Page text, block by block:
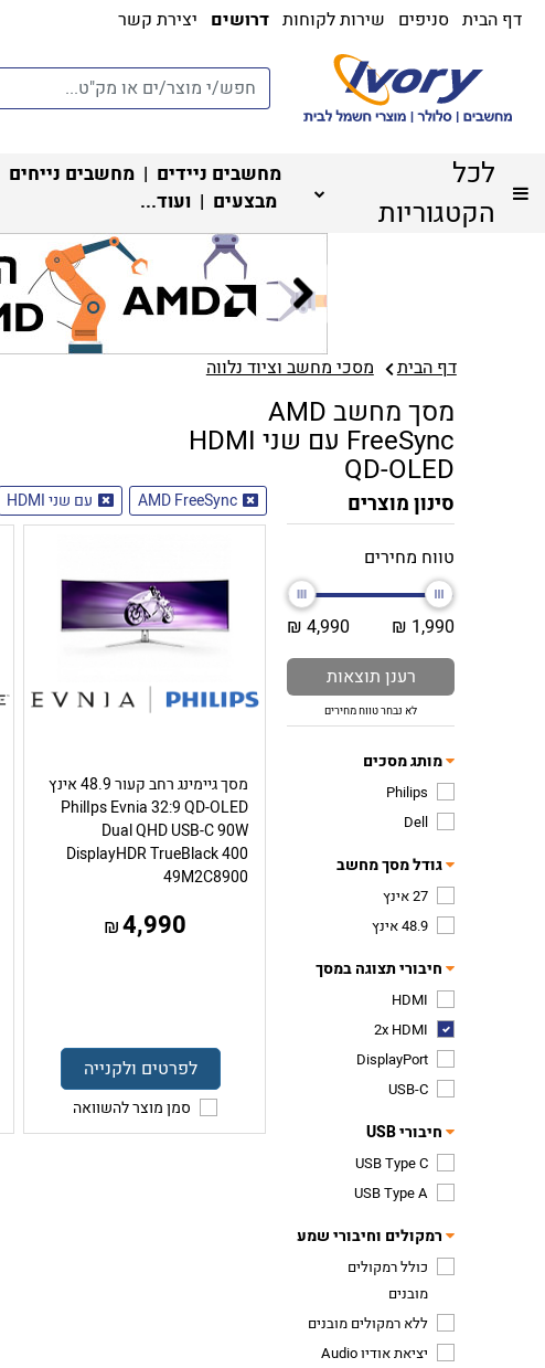
דף הבית סניפים שירות לקוחות דרושים יצירת קשר
לכל
הקטגוריות
מחשבים ניידים | מחשבים נייחים
מבצעים | ועוד...
דף הבית מסכי מחשב וציוד נלווה
מסך מחשב AMD
FreeSync עם שני HDMI
QD-OLED
סינון מוצרים
טווח מחירים
1,990 ₪
4,990 ₪
רענן תוצאות
לא נבחר טווח מחירים
מותג מסכים
Philips
Dell
גודל מסך מחשב
27 אינץ
48.9 אינץ
חיבורי תצוגה במסך
HDMI
2x HDMI
DisplayPort
USB-C
חיבורי USB
USB Type C
USB Type A
רמקולים וחיבורי שמע
כולל רמקולים
מובנים
ללא רמקולים מובנים
יציאת אודיו Audio
AMD FreeSync עם שני HDMI
מסך גיימינג רחב קעור 48.9 אינץ
PhilIps Evnia 32:9 QD-OLED
Dual QHD USB-C 90W
DisplayHDR TrueBlack 400
49M2C8900
4,990
₪
לפרטים ולקנייה
סמן מוצר להשוואה